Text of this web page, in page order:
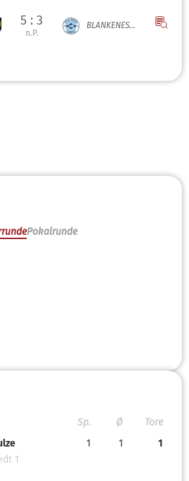
5 : 3
n.P.
BLANKENES...
Pokalrunde
Sp.
Ø
Tore
1
1 1 1